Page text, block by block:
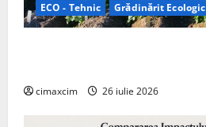
ECO - Tehnic Grădinărit Ecologic
cimaxcim 26 iulie 2026